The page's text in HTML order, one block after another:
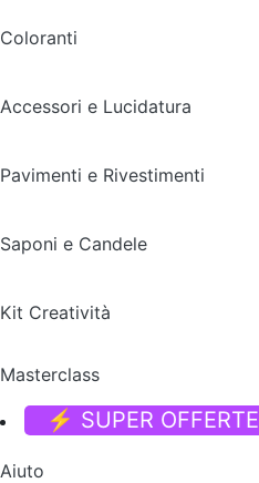
Coloranti
Accessori e Lucidatura
Pavimenti e Rivestimenti
Saponi e Candele
Kit Creatività
Masterclass
⚡ SUPER OFFERTE
Aiuto